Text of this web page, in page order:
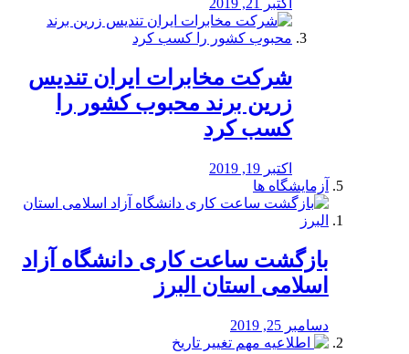
اکتبر 21, 2019
شرکت مخابرات ایران تندیس
زرین برند محبوب کشور را
کسب کرد
اکتبر 19, 2019
آزمایشگاه ها
بازگشت ساعت کاری دانشگاه آزاد
اسلامی استان البرز
دسامبر 25, 2019